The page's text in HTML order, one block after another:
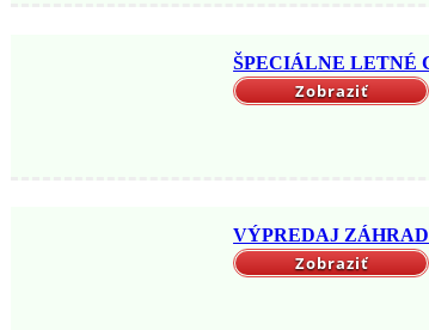
ŠPECIÁLNE LETNÉ
Zobraziť
VÝPREDAJ
Zobraziť